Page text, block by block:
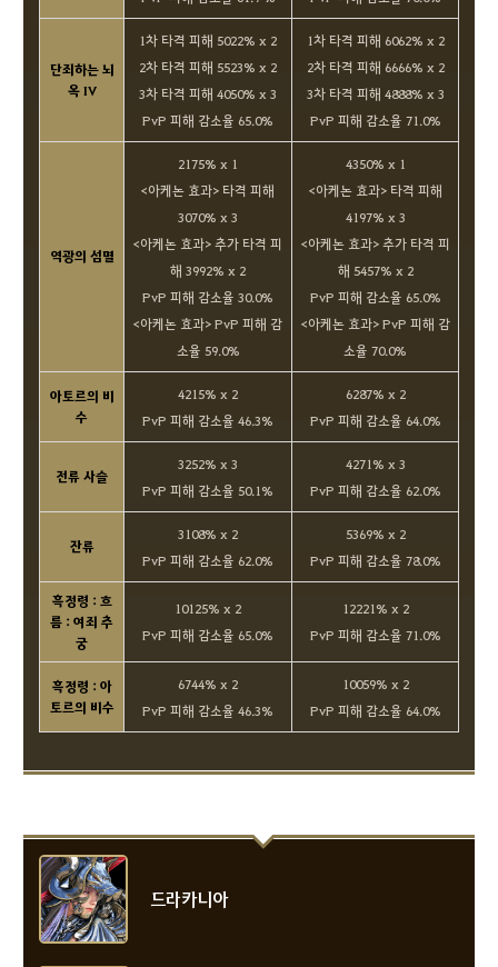
단죄하는 뇌
옥 IV
1차 타격 피해 5022% x 2
2차 타격 피해 5523% x 2
3차 타격 피해 4050% x 3
PvP 피해 감소율 65.0%
1차 타격 피해 6062% x 2
2차 타격 피해 6666% x 2
3차 타격 피해 4888% x 3
PvP 피해 감소율 71.0%
역광의 섬멸
2175% x 1
<아케논 효과> 타격 피해
3070% x 3
<아케논 효과> 추가 타격 피
해 3992% x 2
PvP 피해 감소율 30.0%
<아케논 효과> PvP 피해 감
소율 59.0%
4350% x 1
<아케논 효과> 타격 피해
4197% x 3
<아케논 효과> 추가 타격 피
해 5457% x 2
PvP 피해 감소율 65.0%
<아케논 효과> PvP 피해 감
소율 70.0%
아토르의 비
수
4215% x 2
PvP 피해 감소율 46.3%
6287% x 2
PvP 피해 감소율 64.0%
전류 사슬
3252% x 3
PvP 피해 감소율 50.1%
4271% x 3
PvP 피해 감소율 62.0%
잔류
3108% x 2
PvP 피해 감소율 62.0%
5369% x 2
PvP 피해 감소율 78.0%
흑정령 : 흐
름 : 여죄 추
궁
10125% x 2
PvP 피해 감소율 65.0%
12221% x 2
PvP 피해 감소율 71.0%
흑정령 : 아
토르의 비수
6744% x 2
PvP 피해 감소율 46.3%
10059% x 2
PvP 피해 감소율 64.0%
드라카니아